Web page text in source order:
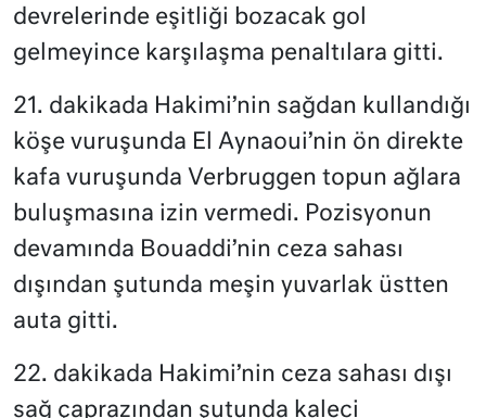
devrelerinde eşitliği bozacak gol
gelmeyince karşılaşma penaltılara gitti.
21. dakikada Hakimi’nin sağdan kullandığı
köşe vuruşunda El Aynaoui’nin ön direkte
kafa vuruşunda Verbruggen topun ağlara
buluşmasına izin vermedi. Pozisyonun
devamında Bouaddi’nin ceza sahası
dışından şutunda meşin yuvarlak üstten
auta gitti.
22. dakikada Hakimi’nin ceza sahası dışı
sağ çaprazından şutunda kaleci